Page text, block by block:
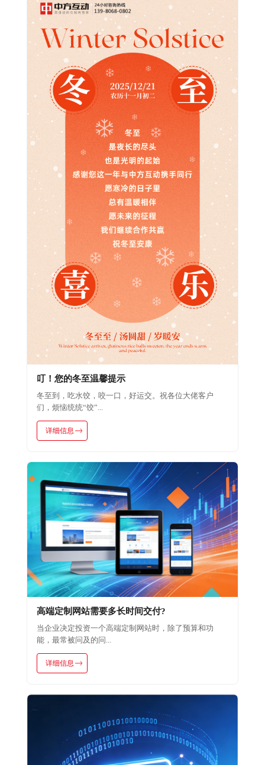
叮！您的冬至温馨提示
冬至到，吃水饺，咬一口，好运交。祝各位大佬客户
们，烦恼统统“饺”...
详细信息
高端定制网站需要多长时间交付?
当企业决定投资一个高端定制网站时，除了预算和功
能，最常被问及的问...
详细信息